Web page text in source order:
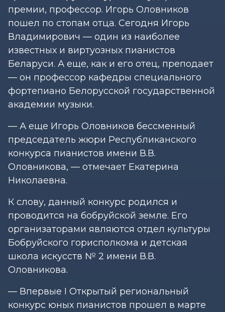
премии, профессор. Игорь Оловников
пошел по стопам отца. Сегодня Игорь
Владимирович — один из наиболее
известных и виртуозных пианистов
Беларуси. А еще, как и его отец, преподает
— он профессор кафедры специального
фортепиано Белорусской государственной
академии музыки.
— А еще Игорь Оловников бессменный
председатель жюри Республиканского
конкурса пианистов имени В.В.
Оловникова, — отмечает Екатерина
Николаевна.
К слову, данный конкурс родился и
проводится на бобруйской земле. Его
организаторами являются отдел культуры
Бобруйского горисполкома и детская
школа искусств № 2 имени В.В.
Оловникова.
— Впервые I Открытый региональный
конкурс юных пианистов прошел в марте